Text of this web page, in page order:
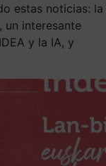
estas noticias: la
un interesante
y la IA, y